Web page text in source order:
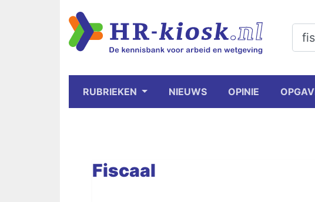
RUBRIEKEN NIEUWS OPINIE
Fiscaal